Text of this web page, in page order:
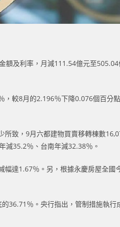
及利率，月減111.54億元至
較8月的2.196％下降0.076個百分
致，9月六都建物買賣移轉棟數
減35.2％、台南年減32.38％。
達1.67％。另，根據永慶房屋全
％。央行指出，管制措施執